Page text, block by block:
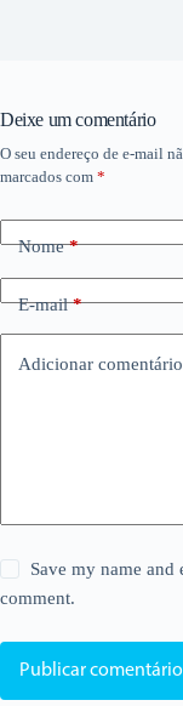
Deixe um comentário
O seu endereço de e-mail
marcados com *
Nome*
E-mail*
Adicionar comentário
Save my name
comment.
Publicar comentário